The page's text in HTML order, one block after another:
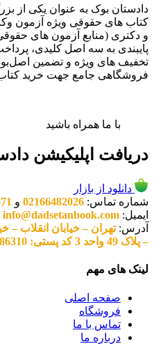
دادستان بوک به عنوان یکی از
کتاب های حقوقی ویژه آزمون
و دکتری (منابع آزمون های
پایبندی به سه اصل کلیدی،
تخفیف های ویژه و تضمین
فروشگاهی جامع جهت خرید
با ما همراه باشید
دریافت اپلیکیشن
دانلود از بازار
شماره تماس: 02166482026 و
ایمیل: info@dadsetanbook.com
آدرس:تهران – خیابان انقلاب –
– پلاک 49 واحد 3 کد پستی: 1315686310
لینک های مهم
صفحه اصلی
فروشگاه
تماس با ما
درباره ما